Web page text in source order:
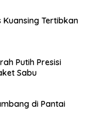
Kuansing Tertibkan
Putih Presisi
Sabu
di Pantai